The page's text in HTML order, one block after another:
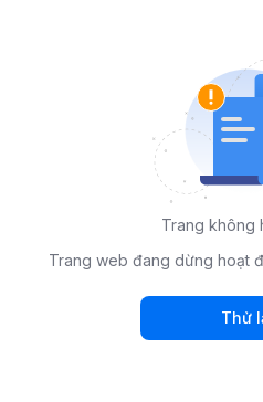
Trang không
Trang web đang dừng hoạt
Thử